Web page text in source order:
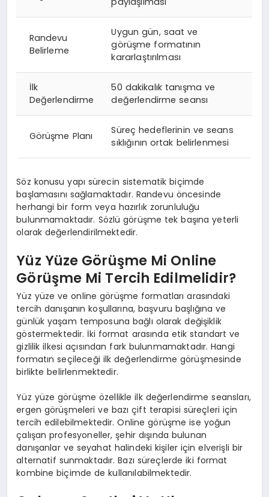
Randevu
Belirleme
Uygun gün, saat ve
görüşme formatının
kararlaştırılması
İlk
Değerlendirme
50 dakikalık tanışma ve
değerlendirme seansı
Görüşme Planı
Süreç hedeflerinin ve seans
sıklığının ortak belirlenmesi
Söz konusu yapı sürecin sistematik biçimde
başlamasını sağlamaktadır. Randevu öncesinde
herhangi bir form veya hazırlık zorunluluğu
bulunmamaktadır. Sözlü görüşme tek başına yeterli
olarak değerlendirilmektedir.
Yüz Yüze Görüşme Mi Online
Görüşme Mi Tercih Edilmelidir?
Yüz yüze ve online görüşme formatları arasındaki
tercih danışanın koşullarına, başvuru başlığına ve
günlük yaşam temposuna bağlı olarak değişiklik
göstermektedir. İki format arasında etik standart ve
gizlilik ilkesi açısından fark bulunmamaktadır. Hangi
formatın seçileceği ilk değerlendirme görüşmesinde
birlikte belirlenmektedir.
Yüz yüze görüşme özellikle ilk değerlendirme seansları,
ergen görüşmeleri ve bazı çift terapisi süreçleri için
tercih edilebilmektedir. Online görüşme ise yoğun
çalışan profesyoneller, şehir dışında bulunan
danışanlar ve seyahat halindeki kişiler için elverişli bir
alternatif sunmaktadır. Bazı süreçlerde iki format
kombine biçimde de kullanılabilmektedir.